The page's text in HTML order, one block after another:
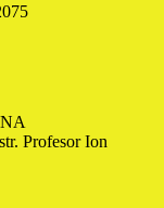
Profesor Ion